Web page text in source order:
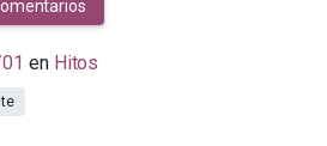
en Hitos